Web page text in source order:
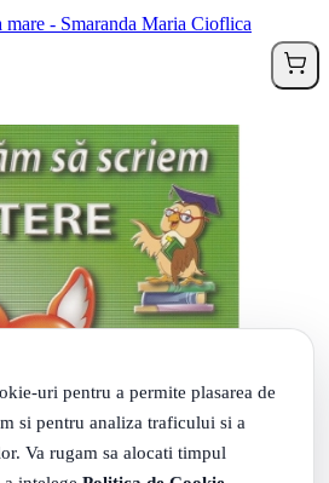
uri pentru a permite plasarea de
si pentru analiza traficului si a
Va rugam sa alocati timpul
- Smaranda Maria Cioflica